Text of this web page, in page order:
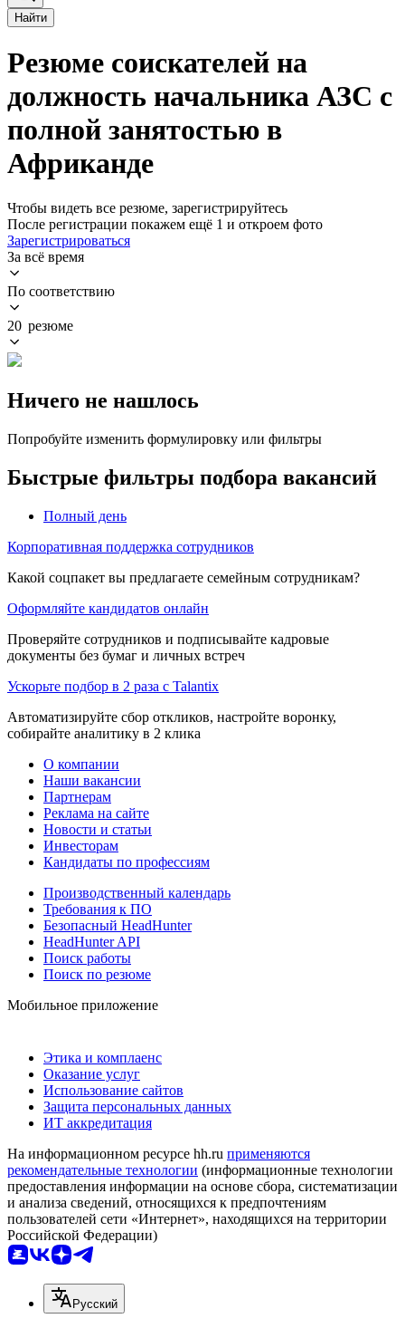
Найти
Резюме соискателей на
должность начальника АЗС с
полной занятостью в
Африканде
Чтобы видеть все резюме, зарегистрируйтесь
После регистрации покажем ещё 1 и откроем фото
Зарегистрироваться
За всё время
По соответствию
20 резюме
Ничего не нашлось
Попробуйте изменить формулировку или фильтры
Быстрые фильтры подбора вакансий
Полный день
Корпоративная поддержка сотрудников
Какой соцпакет вы предлагаете семейным сотрудникам?
Оформляйте кандидатов онлайн
Проверяйте сотрудников и подписывайте кадровые
документы без бумаг и личных встреч
Ускорьте подбор в 2 раза с Talantix
Автоматизируйте сбор откликов, настройте воронку,
собирайте аналитику в 2 клика
О компании
Наши вакансии
Партнерам
Реклама на сайте
Новости и статьи
Инвесторам
Кандидаты по профессиям
Производственный календарь
Требования к ПО
Безопасный HeadHunter
HeadHunter API
Поиск работы
Поиск по резюме
Мобильное приложение
Этика и комплаенс
Оказание услуг
Использование сайтов
Защита персональных данных
ИТ аккредитация
На информационном ресурсе hh.ru применяются
рекомендательные технологии (информационные технологии
предоставления информации на основе сбора, систематизации
и анализа сведений, относящихся к предпочтениям
пользователей сети «Интернет», находящихся на территории
Российской Федерации)
Русский